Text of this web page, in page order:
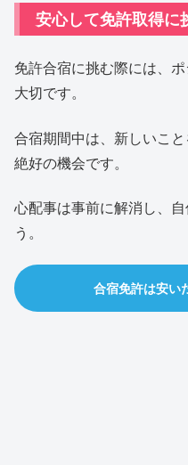
安心して免許取得に
免許合宿に挑む際には、
大切です。
合宿期間中は、新しいこ
絶好の機会です。
心配事は事前に解消し、
う。
合宿免許は安い